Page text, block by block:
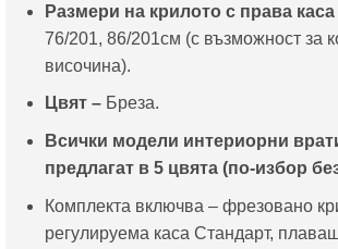
Размери на крилото с права каса
76/201, 86/201см (с възможност за
височина).
Цвят –Бреза.
Всички модели интериорни
предлагат в 5 цвята (по-избор
Комплекта включва – фрезовано
регулируема каса Стандарт,